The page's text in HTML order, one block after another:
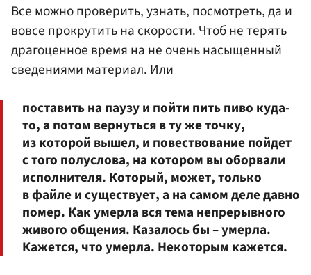
Все можно проверить, узнать, посмотреть, да и
вовсе прокрутить на скорости. Чтоб не терять
драгоценное время на не очень насыщенный
сведениями материал. Или
поставить на паузу и пойти пить пиво куда-
то, а потом вернуться в ту же точку,
из которой вышел, и повествование пойдет
с того полуслова, на котором вы оборвали
исполнителя. Который, может, только
в файле и существует, а на самом деле давно
помер. Как умерла вся тема непрерывного
живого общения. Казалось бы – умерла.
Кажется, что умерла. Некоторым кажется.